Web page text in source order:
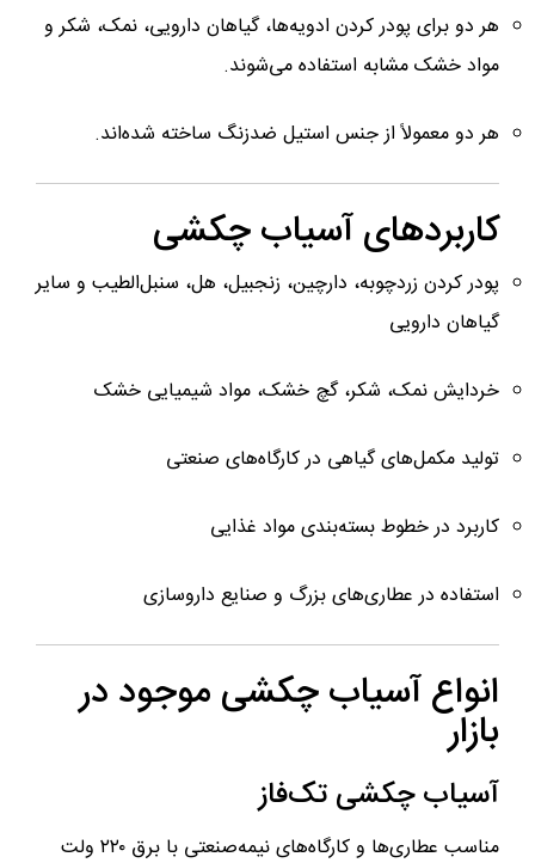
هر دو برای پودر کردن ادویه‌ها، گیاهان دارویی، نمک، شکر و
مواد خشک مشابه استفاده می‌شوند.
هر دو معمولاً از جنس استیل ضدزنگ ساخته شده‌اند.
کاربردهای آسیاب چکشی
پودر کردن زردچوبه، دارچین، زنجبیل، هل، سنبل‌الطیب و سایر
گیاهان دارویی
خردایش نمک، شکر، گچ خشک، مواد شیمیایی خشک
تولید مکمل‌های گیاهی در کارگاه‌های صنعتی
کاربرد در خطوط بسته‌بندی مواد غذایی
استفاده در عطاری‌های بزرگ و صنایع داروسازی
انواع آسیاب چکشی موجود در
بازار
آسیاب چکشی تک‌فاز
مناسب عطاری‌ها و کارگاه‌های نیمه‌صنعتی با برق ۲۲۰ ولت